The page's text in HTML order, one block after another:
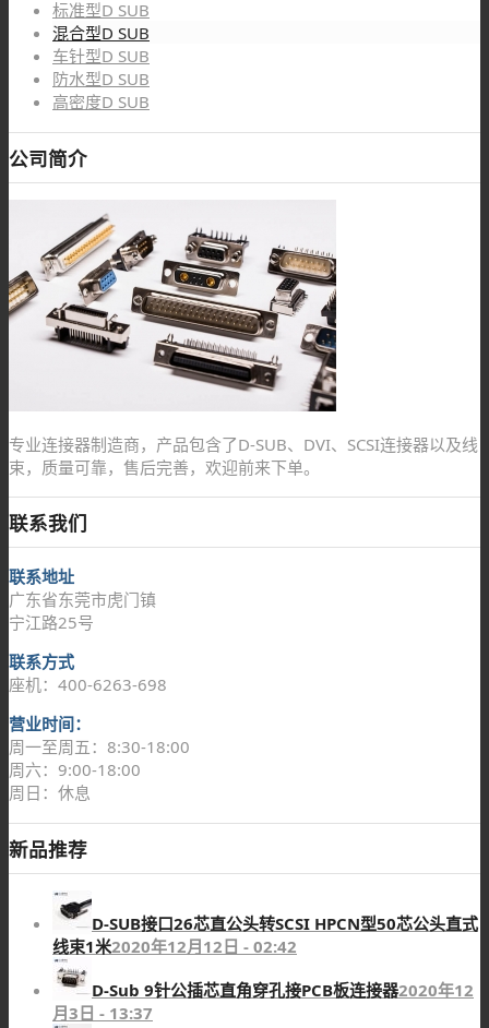
标准型D SUB
混合型D SUB
车针型D SUB
防水型D SUB
高密度D SUB
公司简介
专业连接器制造商，产品包含了D-SUB、DVI、SCSI连接器以及线
束，质量可靠，售后完善，欢迎前来下单。
联系我们
联系地址
广东省东莞市虎门镇
宁江路25号
联系方式
座机：400-6263-698
营业时间：
周一至周五：8:30-18:00
周六：9:00-18:00
周日：休息
新品推荐
D-SUB接口26芯直公头转SCSI HPCN型50芯公头直式
线束1米2020年12月12日 - 02:42
D-Sub 9针公插芯直角穿孔接PCB板连接器2020年12
月3日 - 13:37